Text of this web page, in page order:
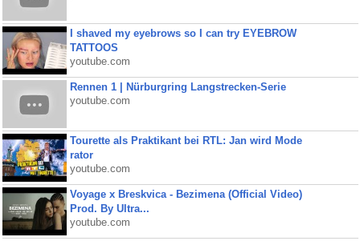
I shaved my eyebrows so I can try EYEBROW
TATTOOS
youtube.com
Rennen 1 | Nürburgring Langstrecken-Serie
youtube.com
Tourette als Praktikant bei RTL: Jan wird Mode
rator
youtube.com
Voyage x Breskvica - Bezimena (Official Video)
Prod. By Ultra...
youtube.com